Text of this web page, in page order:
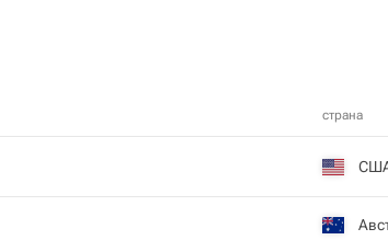
страна